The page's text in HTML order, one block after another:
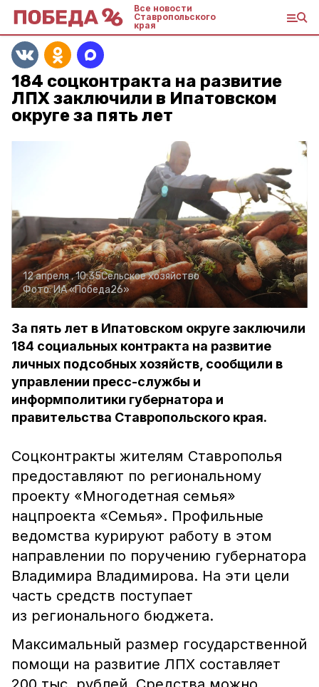
Все новости
Ставропольского
края
184 соцконтракта на развитие
ЛПХ заключили в Ипатовском
округе за пять лет
12 апреля , 10:35Сельское хозяйство
Фото:ИА «Победа26»
За пять лет в Ипатовском округе заключили
184 социальных контракта на развитие
личных подсобных хозяйств, сообщили в
управлении пресс-службы и
информполитики губернатора и
правительства Ставропольского края.
Соцконтракты жителям Ставрополья
предоставляют по региональному
проекту «Многодетная семья»
нацпроекта «Семья». Профильные
ведомства курируют работу в этом
направлении по поручению губернатора
Владимира Владимирова. На эти цели
часть средств поступает
из регионального бюджета.
Максимальный размер государственной
помощи на развитие ЛПХ составляет